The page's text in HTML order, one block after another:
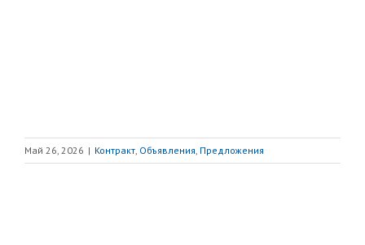
Май 26, 2026 | Контракт, Объявления, Предложения